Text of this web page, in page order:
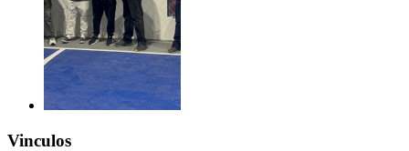
Vinculos